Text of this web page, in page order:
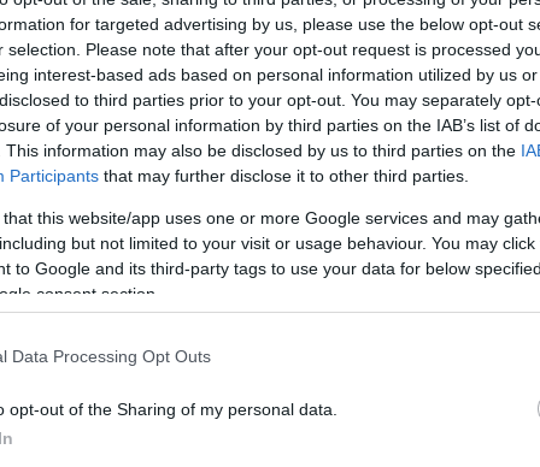
for targeted advertising by us, please use the below opt-out
selection. Please note that after your opt-out request is processed
interest-based ads based on personal information utilized by us
to third parties prior to your opt-out. You may separately
of your personal information by third parties on the IAB’s list of
This information may also be disclosed by us to third parties on the
Participants that may further disclose it to other third parties.
that this website/app uses one or more Google services and may
but not limited to your visit or usage behaviour. You may
to Google and its third-party tags to use your data for below
consent section.
Data Processing Opt Outs
opt-out of the Sharing of my personal data.
el más valorado.
2024: las posibles alineaciones de cuartos de final
julio 2024 Por Jesus Gallo
jornada 5 del Comunio Euro 2024 comienza el viernes a las
horas. Repasamos las posibles alineaciones de las ocho
participantes en los cuartos de final.
Euro: ¿Qué jugadores se perderán los cuartos
sanción?